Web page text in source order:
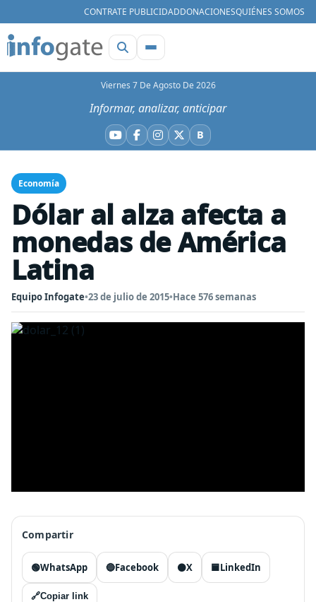
CONTRATE PUBLICIDADDONACIONESQUIÉNES SOMOS
Viernes 7 De Agosto De 2026
Informar, analizar, anticipar
YouTube
Facebook
Instagram
X BBluesky
Economía
Dólar al alza afecta a
monedas de América
Latina
Equipo Infogate•23 de julio de 2015•Hace 576 semanas
Compartir
🟢WhatsApp 🔵Facebook ⚫X 🟦LinkedIn
🔗Copiar link